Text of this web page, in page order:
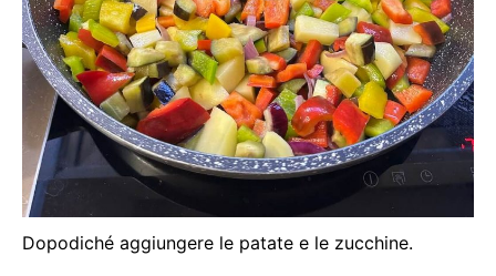
Dopodiché aggiungere le patate e le zucchine.